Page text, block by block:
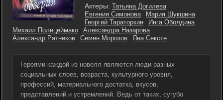
Актеры: Татьяна Догилева
Евгения Симонова
Мария Шукшина
Георгий Тараторкин
Инга Оболдина
Михаил Полицеймако
Александра Назарова
Александр Ратников
Семен Морозов Яна Сексте
Героями каждой из новелл являются люди разных
социальных слоев, возраста, культурного уровня,
профессий, материального достатка, вкусов,
представлений и устремлений. Ведь от таких, сугубо